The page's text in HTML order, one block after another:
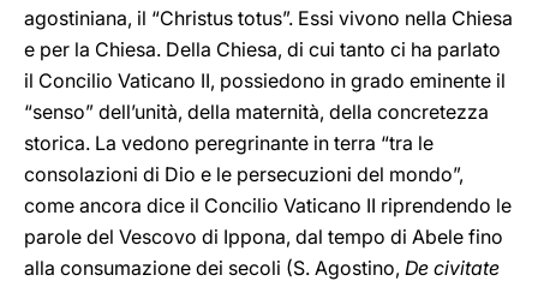
agostiniana, il “Christus totus”. Essi vivono nella Chiesa
e per la Chiesa. Della Chiesa, di cui tanto ci ha parlato
il Concilio Vaticano II, possiedono in grado eminente il
“senso” dell’unità, della maternità, della concretezza
storica. La vedono peregrinante in terra “tra le
consolazioni di Dio e le persecuzioni del mondo”,
come ancora dice il Concilio Vaticano II riprendendo le
parole del Vescovo di Ippona, dal tempo di Abele fino
alla consumazione dei secoli (S. Agostino, De civitate